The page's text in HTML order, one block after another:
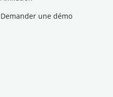
Demander une démo